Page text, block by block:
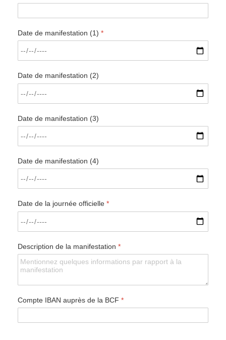
Date de manifestation (1) *
Date de manifestation (2)
Date de manifestation (3)
Date de manifestation (4)
Date de la journée officielle *
Description de la manifestation *
Compte IBAN auprès de la BCF *